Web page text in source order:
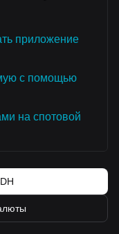
приложение
с помощью
на спотовой